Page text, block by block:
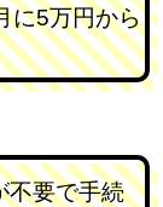
に5万円から
不要で手続